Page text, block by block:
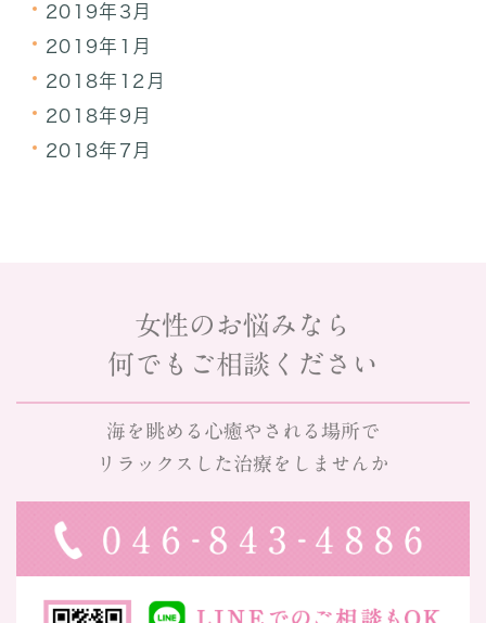
2019年3月
2019年1月
2018年12月
2018年9月
2018年7月
女性のお悩みなら
何でもご相談ください
海を眺める心癒やされる場所で
リラックスした治療をしませんか